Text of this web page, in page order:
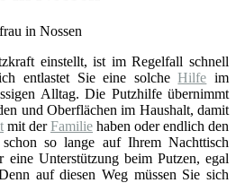
einstellt, ist im Regelfall schnell
entlastet Sie eine solcheHilfe im
Alltag. Die Putzhilfe übernimmt
und Oberflächen im Haushalt, damit
mit derFamilie haben oder endlich den
so lange auf Ihrem Nachttisch
eine Unterstützung beim Putzen, egal
auf diesen Weg müssen Sie sich